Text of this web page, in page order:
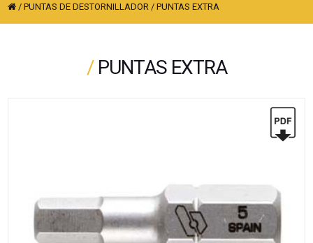
/PUNTAS DE DESTORNILLADOR /PUNTAS EXTRA
/ PUNTAS EXTRA